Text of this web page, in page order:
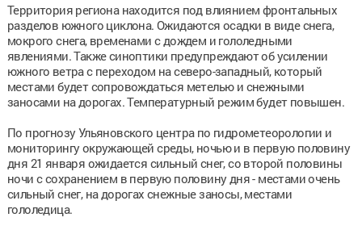
Территория региона находится под влиянием фронтальных
разделов южного циклона. Ожидаются осадки в виде снега,
мокрого снега, временами с дождем и гололедными
явлениями. Также синоптики предупреждают об усилении
южного ветра с переходом на северо-западный, который
местами будет сопровождаться метелью и снежными
заносами на дорогах. Температурный режим будет повышен.
По прогнозу Ульяновского центра по гидрометеорологии и
мониторингу окружающей среды, ночью и в первую половину
дня 21 января ожидается сильный снег, со второй половины
ночи с сохранением в первую половину дня - местами очень
сильный снег, на дорогах снежные заносы, местами
гололедица.